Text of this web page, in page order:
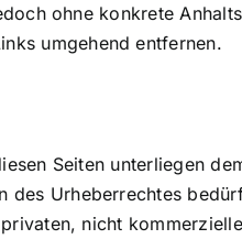
ohne konkrete
umgehend entfernen.
Seiten unterliegen
Urheberrechtes
nicht